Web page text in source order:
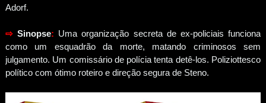
Adorf.
⇨Sinopse: Uma organização secreta de ex-policiais funciona
como um esquadrão da morte, matando criminosos sem
julgamento. Um comissário de polícia tenta detê-los. Poliziottesco
político com ótimo roteiro e direção segura de Steno.